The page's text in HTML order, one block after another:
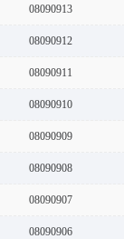
08090913
08090912
08090911
08090910
08090909
08090908
08090907
08090906